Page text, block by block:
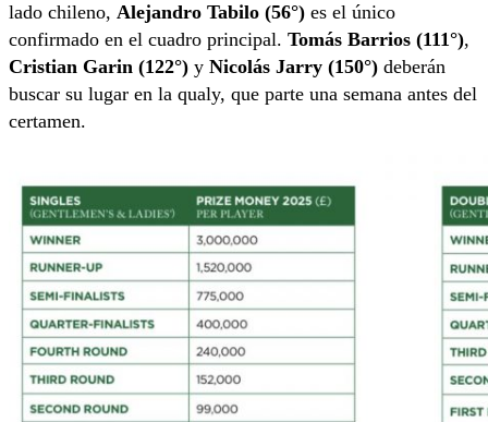
lado chileno, Alejandro Tabilo (56°) es el único
confirmado en el cuadro principal. Tomás Barrios (111°),
Cristian Garin (122°) y Nicolás Jarry (150°) deberán
buscar su lugar en la qualy, que parte una semana antes del
certamen.